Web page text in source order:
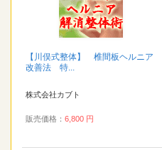
【川俣式整体】 椎間板ヘルニア
改善法 特...
株式会社カブト
販売価格： 6,800 円